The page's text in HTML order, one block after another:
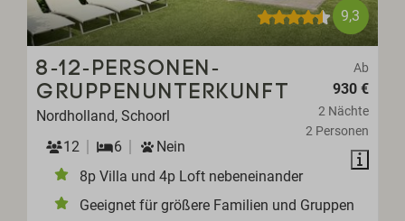
9,3
Ab
930 €
2 Nächte
2 Personen
8-12-PERSONEN-
GRUPPENUNTERKUNFT
Nordholland, Schoorl
12
6
Nein
8p Villa und 4p Loft nebeneinander
Geeignet für größere Familien und Gruppen